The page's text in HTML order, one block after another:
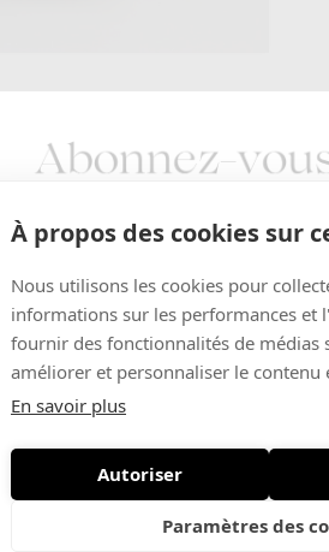
À propos des cookies sur
Nous utilisons les cookies pour
informations sur les performances et
fournir des fonctionnalités de médias
améliorer et personnaliser le contenu
En savoir plus
Autoriser
Paramètres des
Vous aimerez
Nouveautés • Offres